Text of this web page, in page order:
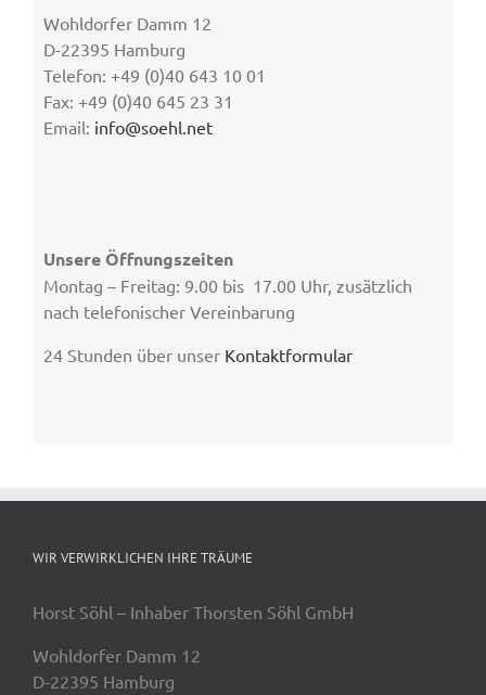
Wohldorfer Damm 12
D-22395 Hamburg
Telefon: +49 (0)40 643 10 01
Fax: +49 (0)40 645 23 31
Email: info@soehl.net
Unsere Öffnungszeiten
Montag – Freitag: 9.00 bis 17.00 Uhr, zusätzlich
nach telefonischer Vereinbarung
24 Stunden über unser Kontaktformular
WIR VERWIRKLICHEN IHRE TRÄUME
Horst Söhl – Inhaber Thorsten Söhl GmbH
Wohldorfer Damm 12
D-22395 Hamburg